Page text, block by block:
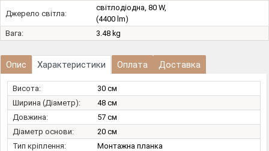
Джерело світла:
світлодіодна, 80 W,
(4400 lm)
Вага:
3.48 kg
Опис Характеристики Оплата Доставка
Висота:
30 см
Ширина (Діаметр):
48 см
Довжина:
57 см
Діаметр основи:
20 см
Тип кріплення:
Монтажна планка